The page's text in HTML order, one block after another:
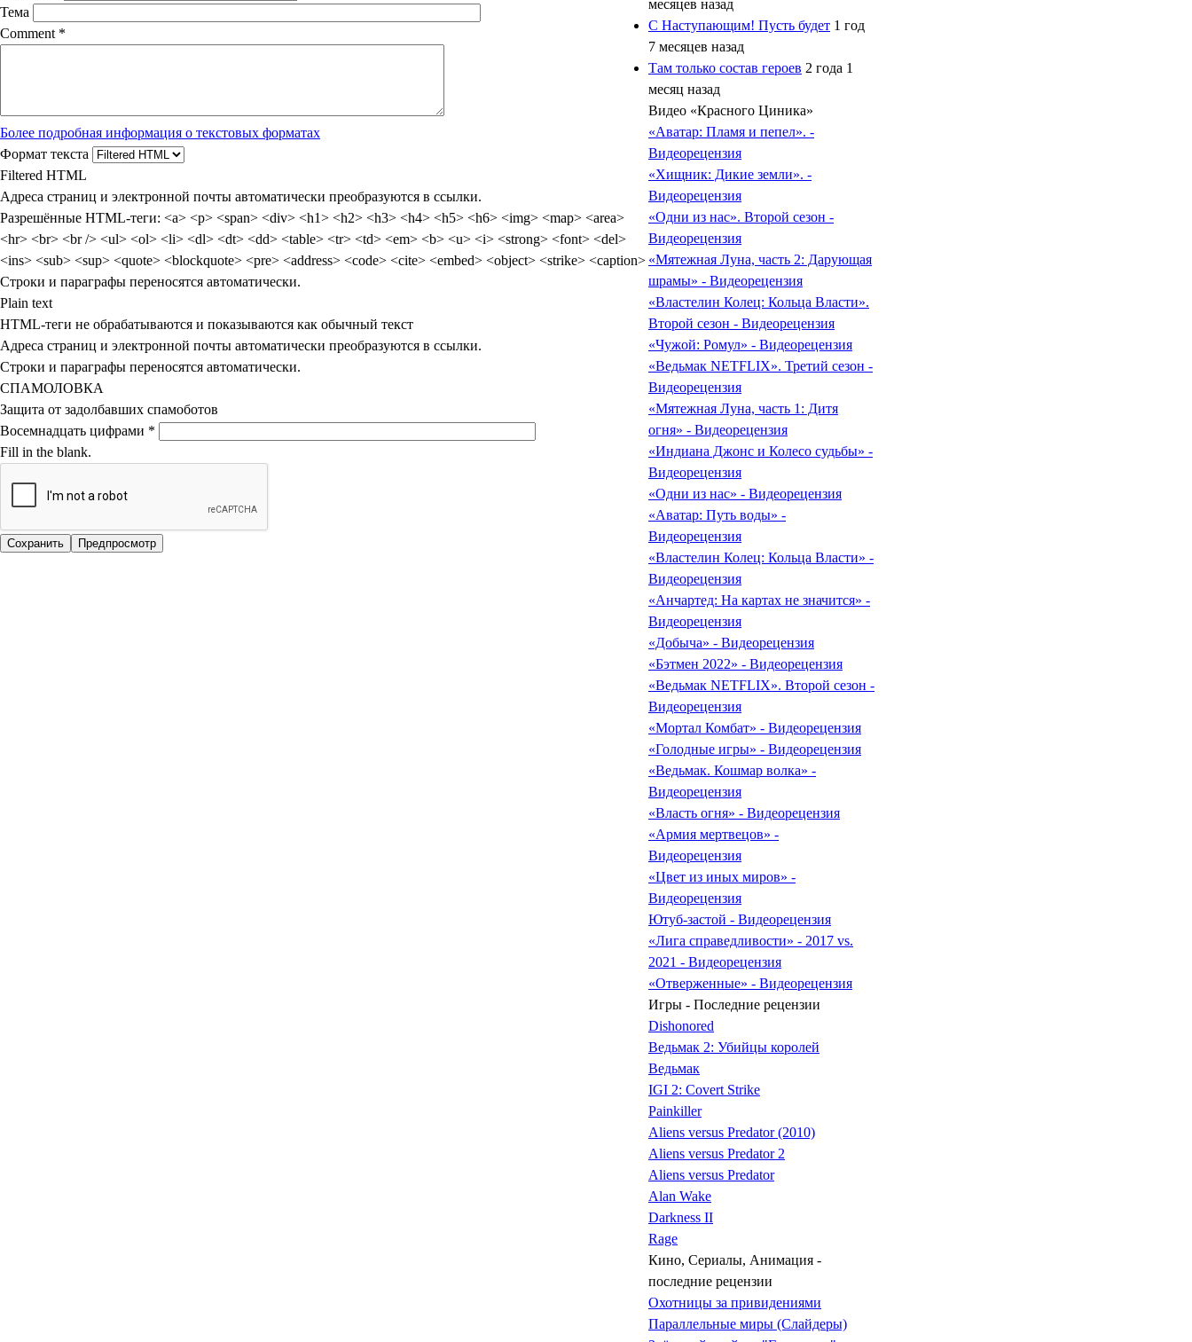
Тема
Comment *
Более подробная информация о текстовых форматах
Формат текста
Filtered HTML
Адреса страниц и электронной почты автоматически преобразуются в ссылки.
Разрешённые HTML-теги: <a> <p> <span> <div> <h1> <h2> <h3> <h4> <h5> <h6> <img> <map> <area>
<hr> <br> <br /> <ul> <ol> <li> <dl> <dt> <dd> <table> <tr> <td> <em> <b> <u> <i> <strong> <font> <del>
<ins> <sub> <sup> <quote> <blockquote> <pre> <address> <code> <cite> <embed> <object> <strike> <caption>
Строки и параграфы переносятся автоматически.
Plain text
HTML-теги не обрабатываются и показываются как обычный текст
Адреса страниц и электронной почты автоматически преобразуются в ссылки.
Строки и параграфы переносятся автоматически.
СПАМОЛОВКА
Защита от задолбавших спамоботов
Восемнадцать цифрами *
Fill in the blank.
месяцев назад
С Наступающим! Пусть будет 1 год
7 месяцев назад
Там только состав героев 2 года 1
месяц назад
Видео «Красного Циника»
«Аватар: Пламя и пепел». -
Видеорецензия
«Хищник: Дикие земли». -
Видеорецензия
«Одни из нас». Второй сезон -
Видеорецензия
«Мятежная Луна, часть 2: Дарующая
шрамы» - Видеорецензия
«Властелин Колец: Кольца Власти».
Второй сезон - Видеорецензия
«Чужой: Ромул» - Видеорецензия
«Ведьмак NETFLIX». Третий сезон -
Видеорецензия
«Мятежная Луна, часть 1: Дитя
огня» - Видеорецензия
«Индиана Джонс и Колесо судьбы» -
Видеорецензия
«Одни из нас» - Видеорецензия
«Аватар: Путь воды» -
Видеорецензия
«Властелин Колец: Кольца Власти» -
Видеорецензия
«Анчартед: На картах не значится» -
Видеорецензия
«Добыча» - Видеорецензия
«Бэтмен 2022» - Видеорецензия
«Ведьмак NETFLIX». Второй сезон -
Видеорецензия
«Мортал Комбат» - Видеорецензия
«Голодные игры» - Видеорецензия
«Ведьмак. Кошмар волка» -
Видеорецензия
«Власть огня» - Видеорецензия
«Армия мертвецов» -
Видеорецензия
«Цвет из иных миров» -
Видеорецензия
Ютуб-застой - Видеорецензия
«Лига справедливости» - 2017 vs.
2021 - Видеорецензия
«Отверженные» - Видеорецензия
Игры - Последние рецензии
Dishonored
Ведьмак 2: Убийцы королей
Ведьмак
IGI 2: Covert Strike
Painkiller
Aliens versus Predator (2010)
Aliens versus Predator 2
Aliens versus Predator
Alan Wake
Darkness II
Rage
Кино, Сериалы, Анимация -
последние рецензии
Охотницы за привидениями
Параллельные миры (Слайдеры)